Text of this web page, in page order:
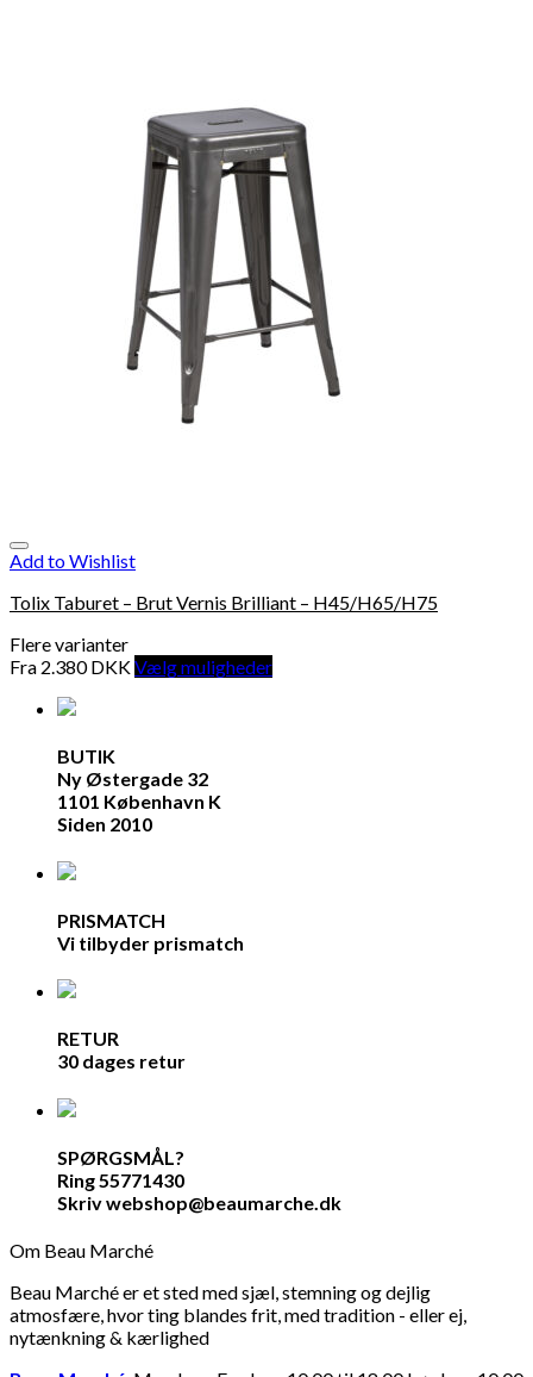
Add to Wishlist
Tolix Taburet – Brut Vernis Brilliant – H45/H65/H75
Flere varianter
Fra 2.380DKKVælg muligheder
BUTIK
Ny Østergade 32
1101 København K
Siden 2010
PRISMATCH
Vi tilbyder prismatch
RETUR
30 dages retur
SPØRGSMÅL?
Ring 55771430
Skriv webshop@beaumarche.dk
Om Beau Marché
Beau Marché er et sted med sjæl, stemning og dejlig
atmosfære, hvor ting blandes frit, med tradition - eller ej,
nytænkning & kærlighed